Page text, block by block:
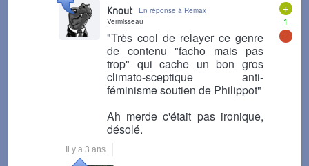
+
1
-
Knout
En réponse à Remax
Vermisseau
"Très cool de relayer ce genre
de contenu "facho mais pas
trop" qui cache un bon gros
climato-sceptique anti-
féminisme soutien de Philippot"
Ah merde c'était pas ironique,
désolé.
Il y a 3 ans